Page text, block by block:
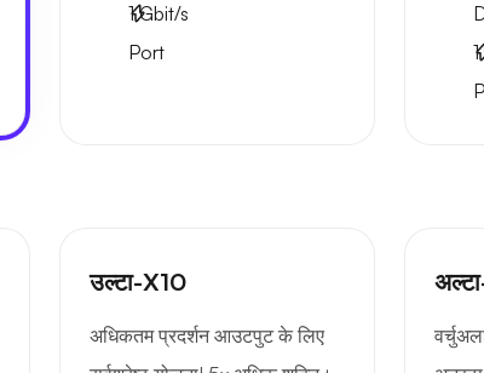
1Gbit/s
Port
1
उल्टा-X10
अधिकतम प्रदर्शन आउटपुट के लिए